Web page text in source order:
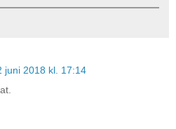
juni 2018 kl. 17:14